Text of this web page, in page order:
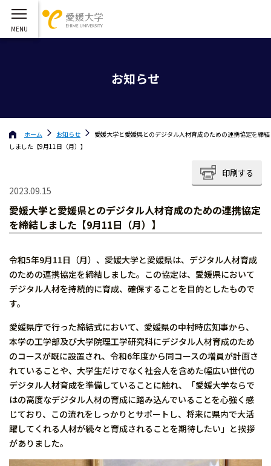
お知らせ
ホーム お知らせ
愛媛大学と愛媛県とのデジタル人材育成のための連携協定を締結
しました【9月11日（月）】
印刷する
2023.09.15
愛媛大学と愛媛県とのデジタル人材育成のための連携協定
を締結しました【9月11日（月）】
令和5年9月11日（月）、愛媛大学と愛媛県は、デジタル人材育成
のための連携協定を締結しました。この協定は、愛媛県において
デジタル人材を持続的に育成、確保することを目的としたもので
す。
愛媛県庁で行った締結式において、愛媛県の中村時広知事から、
本学の工学部及び大学院理工学研究科にデジタル人材育成のため
のコースが既に設置され、令和6年度から同コースの増員が計画さ
れていることや、大学生だけでなく社会人を含めた幅広い世代の
デジタル人材育成を準備していることに触れ、「愛媛大学ならで
はの高度なデジタル人材の育成に踏み込んでいることを心強く感
じており、この流れをしっかりとサポートし、将来に県内で大活
躍してくれる人材が続々と育成されることを期待したい」と挨拶
がありました。